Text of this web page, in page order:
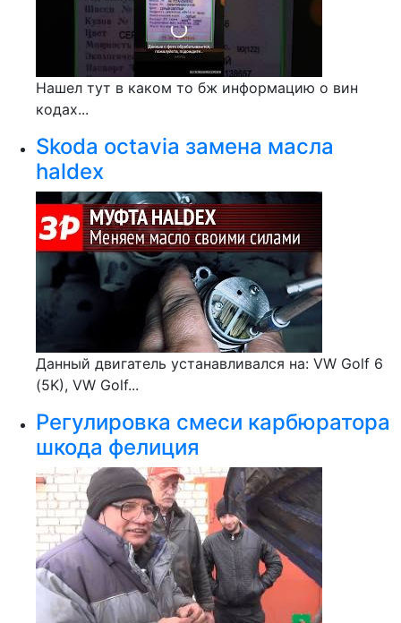
Нашел тут в каком то бж информацию о вин
кодах...
Skoda octavia замена масла
haldex
Данный двигатель устанавливался на: VW Golf 6
(5K), VW Golf...
Регулировка смеси карбюратора
шкода фелиция